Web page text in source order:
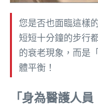
您是否也面臨這樣
短短十分鐘的步行
的衰老現象，而是
體平衡！
「身為醫護人